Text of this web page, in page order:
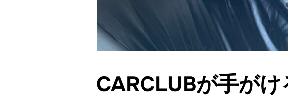
CARCLUBが手が